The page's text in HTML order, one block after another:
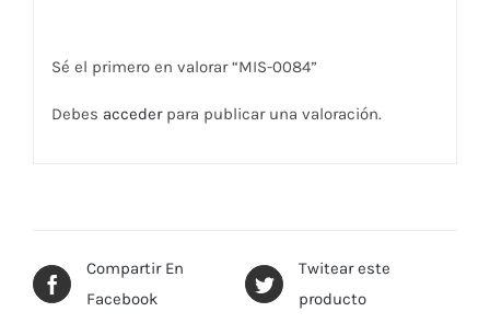
Sé el primero en valorar “MIS-0084”
Debes accederpara publicar una valoración.
Compartir En
Facebook
Twitear este
producto